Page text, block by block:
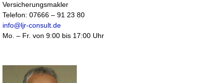
Versicherungsmakler
Telefon: 07666 – 91 23 80
info@ljr-consult.de
Mo. – Fr. von 9:00 bis 17:00 Uhr